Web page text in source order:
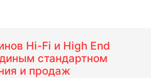
Hi-Fi и High End
стандартном
и продаж